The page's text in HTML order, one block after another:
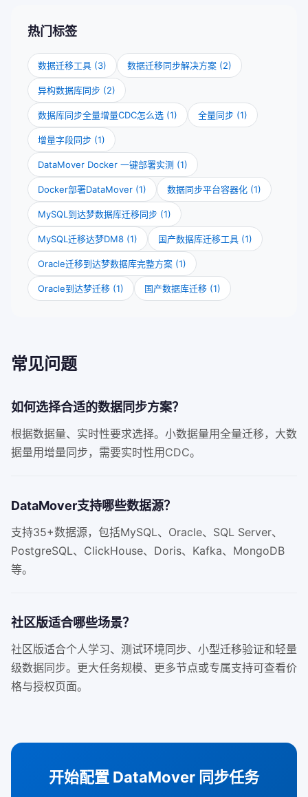
热门标签
数据迁移工具 (3) 数据迁移同步解决方案 (2)
异构数据库同步 (2)
数据库同步全量增量CDC怎么选 (1) 全量同步 (1)
增量字段同步 (1)
DataMover Docker 一键部署实测 (1)
Docker部署DataMover (1) 数据同步平台容器化 (1)
MySQL到达梦数据库迁移同步 (1)
MySQL迁移达梦DM8 (1) 国产数据库迁移工具 (1)
Oracle迁移到达梦数据库完整方案 (1)
Oracle到达梦迁移 (1) 国产数据库迁移 (1)
常见问题
如何选择合适的数据同步方案？
根据数据量、实时性要求选择。小数据量用全量迁移，大数
据量用增量同步，需要实时性用CDC。
DataMover支持哪些数据源？
支持35+数据源，包括MySQL、Oracle、SQL Server、
PostgreSQL、ClickHouse、Doris、Kafka、MongoDB
等。
社区版适合哪些场景？
社区版适合个人学习、测试环境同步、小型迁移验证和轻量
级数据同步。更大任务规模、更多节点或专属支持可查看价
格与授权页面。
开始配置 DataMover 同步任务